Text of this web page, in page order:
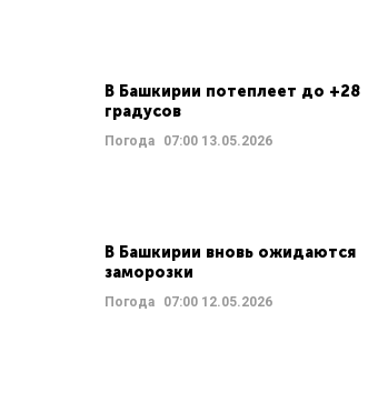
В Башкирии потеплеет до +28
градусов
Погода 07:0013.05.2026
В Башкирии вновь ожидаются
заморозки
Погода 07:0012.05.2026